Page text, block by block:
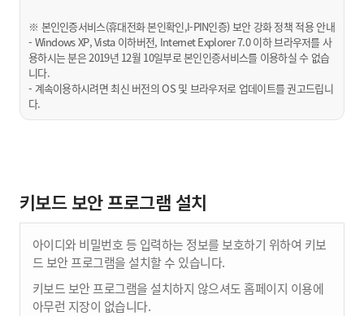
※ 본인인증서비스(휴대전화 본인확인,I-PIN인증) 보안 강화 정책 적용 안내
- Windows XP, Vista 이하버전, Internet Explorer 7.0 이하 브라우저를 사
용하시는 분은 2019년 12월 10일부로 본인인증서비스를 이용하실 수 없습
니다.
- 계속이용하시려면 최신 버전의 OS 및 브라우저로 업데이트를 권고드립니
다.
키보드 보안 프로그램 설치
아이디와 비밀번호 등 입력하는 정보를 보호하기 위하여 키보
드 보안 프로그램을 설치할 수 있습니다.
키보드 보안 프로그램을 설치하지 않으셔도 홈페이지 이용에
아무런 지장이 없습니다.